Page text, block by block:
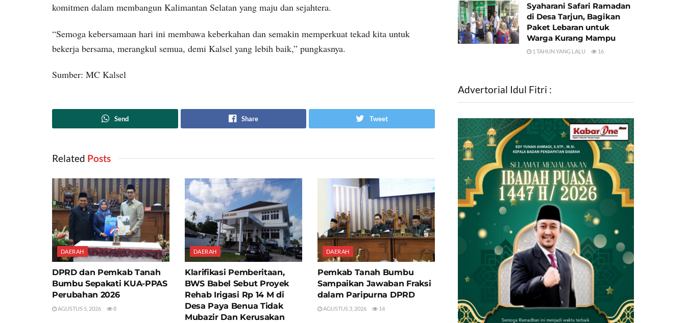
komitmen dalam membangun Kalimantan Selatan yang maju dan sejahtera.
“Semoga kebersamaan hari ini membawa keberkahan dan semakin memperkuat tekad kita untuk
bekerja bersama, merangkul semua, demi Kalsel yang lebih baik,” pungkasnya.
Sumber: MC Kalsel
Send Share Tweet
Related ‎ Posts
DAERAH
DPRD dan Pemkab Tanah
Bumbu Sepakati KUA-PPAS
Perubahan 2026
AGUSTUS 5, 2026 8
DAERAH
Klarifikasi Pemberitaan,
BWS Babel Sebut Proyek
Rehab Irigasi Rp 14 M di
Desa Paya Benua Tidak
Mubazir Dan Kerusakan
DAERAH
Pemkab Tanah Bumbu
Sampaikan Jawaban Fraksi
dalam Paripurna DPRD
AGUSTUS 3, 2026 14
Syaharani Safari Ramadan
di Desa Tarjun, Bagikan
Paket Lebaran untuk
Warga Kurang Mampu
1 TAHUN YANG LALU 16
Advertorial Idul Fitri :